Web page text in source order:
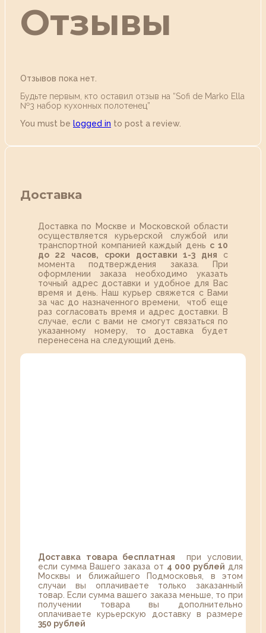
Отзывы
Отзывов пока нет.
Будьте первым, кто оставил отзыв на “Sofi de Marko Ella
№3 набор кухонных полотенец”
You must be logged in to post a review.
Доставка
Доставка по Москве и Московской области
осуществляется курьерской службой или
транспортной компанией каждый день с 10
до 22 часов,
сроки доставки 1-3 дня с
момента подтверждения заказа. При
оформлении заказа необходимо указать
точный адрес доставки и удобное для Вас
время и день. Наш курьер свяжется с Вами
за час до назначенного времени, чтоб еще
раз согласовать время и адрес доставки. В
случае, если с вами не смогут связаться по
указанному номеру, то доставка будет
перенесена на следующий день.
Доставка товара бесплатная при условии,
если сумма Вашего заказа от 4 000 рублей для
Москвы и ближайшего Подмосковья, в этом
случаи вы оплачиваете только заказанный
товар. Если сумма вашего заказа меньше, то при
получении товара вы дополнительно
оплачиваете курьерскую доставку в размере
350 рублей